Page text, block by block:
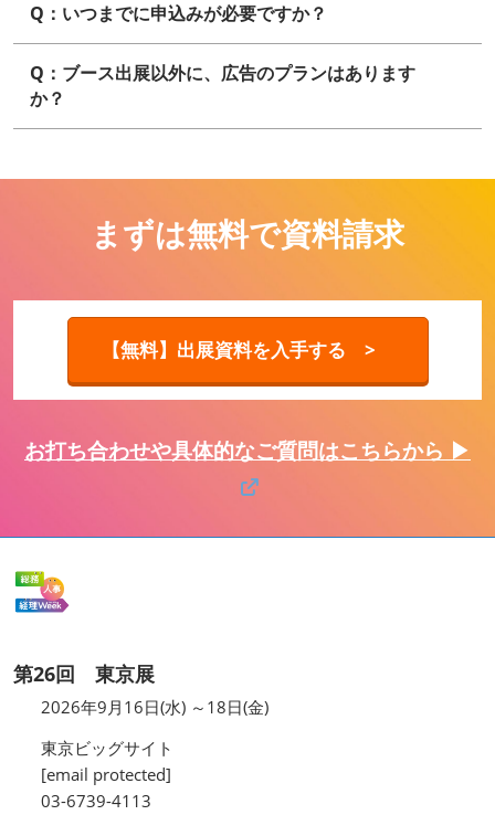
Q：いつまでに申込みが必要ですか？
Q：ブース出展以外に、広告のプランはあります
か？
まずは無料で資料請求
【無料】出展資料を入手する >
お打ち合わせや具体的なご質問はこちらから ▶
第26回 東京展
2026年9月16日(水) ～18日(金)
東京ビッグサイト
[email protected]
03-6739-4113